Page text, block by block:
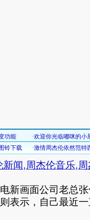
新闻,周杰伦音乐,
画面公司老总张
表示，自己最近